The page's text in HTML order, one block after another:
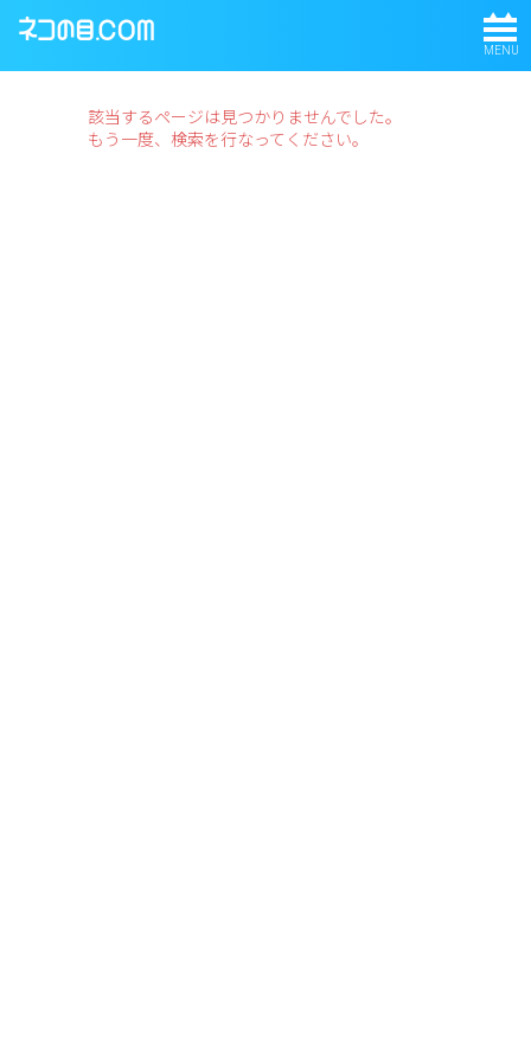
MENU
該当するページは見つかりませんでした。
もう一度、検索を行なってください。